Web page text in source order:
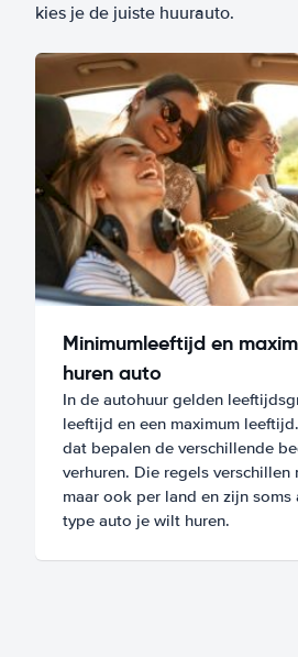
kies je de juiste huurauto.
Minimumleeftijd en
huren auto
In de autohuur gelden
leeftijd en een maximum
dat bepalen de verschillende
verhuren. Die regels
maar ook per land en zijn
type auto je wilt huren.